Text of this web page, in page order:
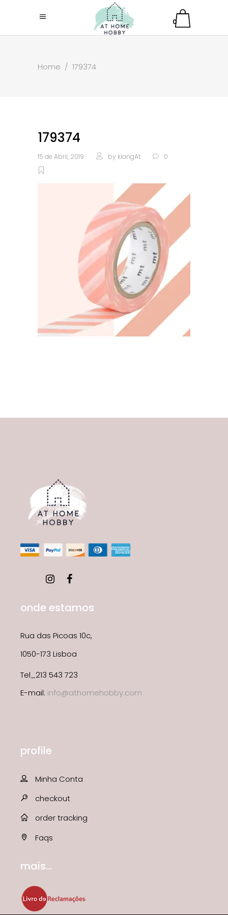
0
Home / 179374
179374
15 de Abril, 2019 by kiangAt 0
onde estamos
Rua das Picoas 10c,
1050-173 Lisboa
Tel_213 543 723
E-mail: info@athomehobby.com
profile
Minha Conta
checkout
order tracking
Faqs
mais...